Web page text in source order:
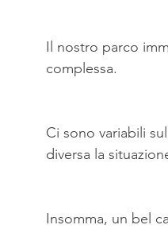
Il nostro parco
complessa.
Ci sono variabili
diversa la
Insomma, un bel